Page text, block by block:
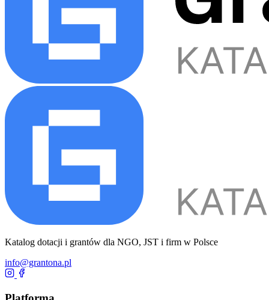
Katalog dotacji i grantów dla NGO, JST i firm w Polsce
info@grantona.pl